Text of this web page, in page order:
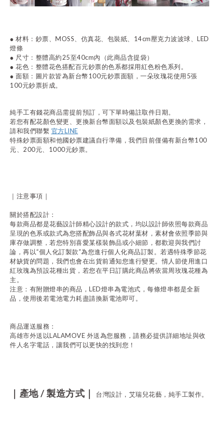
● 材料：鈔票、MOSS、仿真花、包裝紙 、14cm壓克力波波球 、LED
燈條
● 尺寸：整體高約25至40cm內 （此商品含提袋）
● 花色：整體花色搭配百元鈔票的色系都採用紅色粉色系列。
● 面額 ：圖片款皆為新台幣100元鈔票面額，一朵玫瑰花使用5張
100元鈔票折成。
純手工有錢花商品需提前預訂，可下單時備註取件日期。
若您有配花顏色變更、更換新台幣面額以及包裝紙顏色更換的需求，
請和我們聯繫 官方LINE
特殊鈔票面額和他國鈔票建議自行準備，我們目前僅備有新台幣100
元、200元、1000元鈔票。
｜注意事項｜
關於搭配設計：
每款商品都是花藝設計師精心設計的款式，均以設計師依照每款商品
呈現的色系或款式為您搭配飾品與各式花材葉材，素材會依照季節與
庫存做調整，若您特別喜愛某樣裝飾品或小細節，都歡迎與我們討
論，再以“個人化訂製款”為您進行個人化商品訂製。若遇特殊季節花
材缺貨的問題，我們也會在出貨前通知您進行變更。情人節使用進口
紅玫瑰為預設花種出貨，若您在平日訂購此商品將依當周玫瑰花種為
主。
注意：有附贈燈串的商品， LED燈串為電池式，每條燈串都是全新
品，使用後若電池電力耗盡請換新電池即可。
商品運送服務：
高雄市外送以LALAMOVE 外送為您服務，請務必提供詳細地址與收
件人名字電話，讓我們可以更快的找到您！
｜產地/製造方式｜ 台灣設計，艾瑞兒花藝，純手工製作。